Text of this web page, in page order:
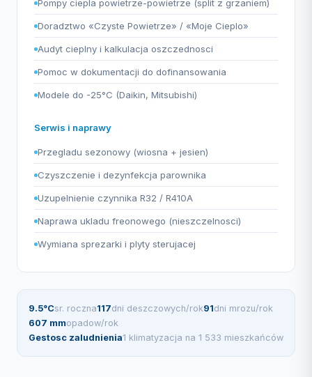
Pompy ciepla powietrze-powietrze (split z grzaniem)
Doradztwo «Czyste Powietrze» / «Moje Cieplo»
Audyt cieplny i kalkulacja oszczednosci
Pomoc w dokumentacji do dofinansowania
Modele do -25°C (Daikin, Mitsubishi)
Serwis i naprawy
Przegladu sezonowy (wiosna + jesien)
Czyszczenie i dezynfekcja parownika
Uzupelnienie czynnika R32 / R410A
Naprawa ukladu freonowego (nieszczelnosci)
Wymiana sprezarki i plyty sterujacej
9.5°Csr. roczna117dni deszczowych/rok91dni mrozu/rok
607 mmopadow/rok
Gestosc zaludnienia1 klimatyzacja na 1 533 mieszkańców